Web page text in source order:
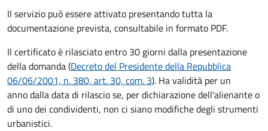
Il servizio può essere attivato presentando tutta la
documentazione prevista, consultabile in formato PDF.
Il certificato è rilasciato entro 30 giorni dalla presentazione
della domanda (Decreto del Presidente della Repubblica
06/06/2001, n. 380, art. 30, com. 3). Ha validità per un
anno dalla data di rilascio se, per dichiarazione dell'alienante o
di uno dei condividenti, non ci siano modifiche degli strumenti
urbanistici.